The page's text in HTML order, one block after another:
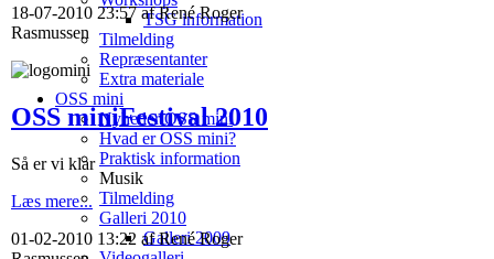
TSG information
Tilmelding
Repræsentanter
Extra materiale
OSS mini
Nyheder OSS mini
Hvad er OSS mini?
Praktisk information
Musik
Tilmelding
Galleri 2010
Galleri 2009
18-07-2010 23:57 af René Roger
Rasmussen
OSS miniFestival 2010
Så er vi klar
Læs mere...
01-02-2010 13:22 af René Roger